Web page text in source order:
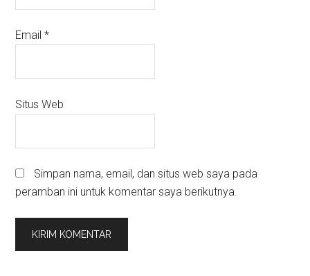
Email*
Situs Web
Simpan nama, email, dan situs web saya pada
peramban ini untuk komentar saya berikutnya.